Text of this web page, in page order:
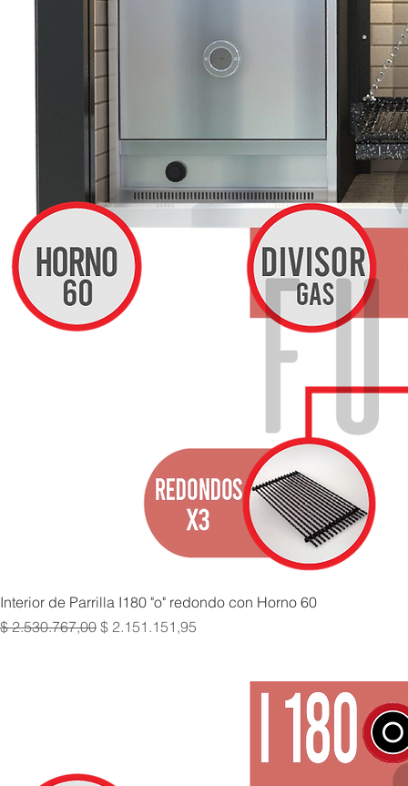
Interior de Parrilla I180 "o" redondo con Horno 60
Precio
$ 2.530.767,00 Precio de oferta
$ 2.151.151,95